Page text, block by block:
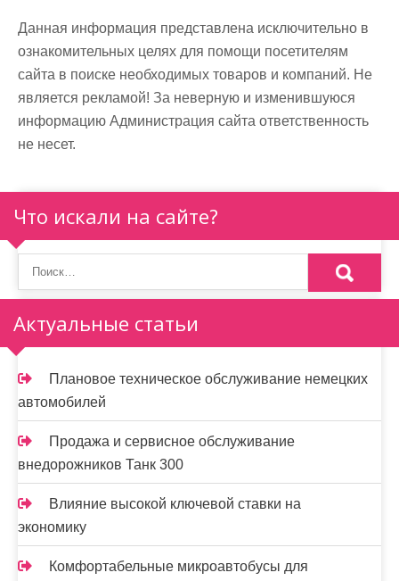
Данная информация представлена исключительно в
ознакомительных целях для помощи посетителям
сайта в поиске необходимых товаров и компаний. Не
является рекламой! За неверную и изменившуюся
информацию Администрация сайта ответственность
не несет.
Что искали на сайте?
Актуальные статьи
Плановое техническое обслуживание немецких
автомобилей
Продажа и сервисное обслуживание
внедорожников Танк 300
Влияние высокой ключевой ставки на
экономику
Комфортабельные микроавтобусы для